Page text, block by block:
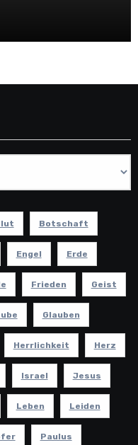
Botschaft
Engel Erde
Frieden Geist
Glauben
Herrlichkeit Herz
Israel Jesus
Leben Leiden
Paulus